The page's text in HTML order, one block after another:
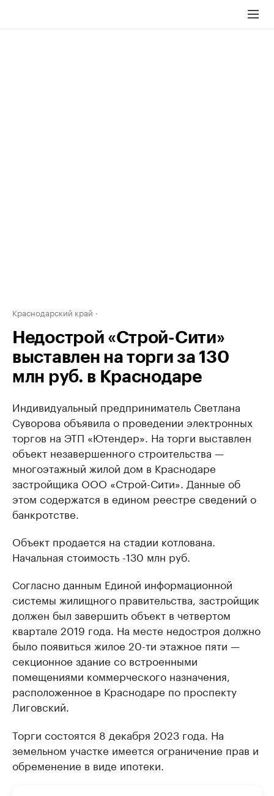
Краснодарский край
Недострой «Строй-Сити»
выставлен на торги за 130
млн руб. в Краснодаре
Индивидуальный предприниматель Светлана
Суворова объявила о проведении электронных
торгов на ЭТП «Ютендер». На торги выставлен
объект незавершенного строительства —
многоэтажный жилой дом в Краснодаре
застройщика ООО «Строй-Сити». Данные об
этом содержатся в едином реестре сведений о
банкротстве.
Объект продается на стадии котлована.
Начальная стоимость -130 млн руб.
Согласно данным Единой информационной
системы жилищного правительства, застройщик
должен был завершить объект в четвертом
квартале 2019 года. На месте недостроя должно
было появиться жилое 20-ти этажное пяти —
секционное здание со встроенными
помещениями коммерческого назначения,
расположенное в Краснодаре по проспекту
Лиговский.
Торги состоятся 8 декабря 2023 года. На
земельном участке имеется ограничение прав и
обременение в виде ипотеки.